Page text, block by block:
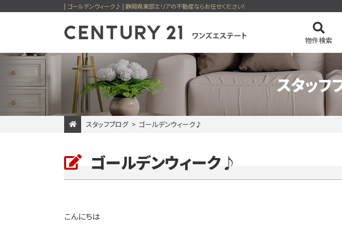
| ゴールデンウィーク♪ | 静岡県東部エリアの不動産ならお任せください！
物件検索
新着物件 価格変更物件 ワンズエステートのおすすめ物件
今すぐ見られる一戸建て
センチュリー21
スタッフ
スタッフブログ ゴールデンウィーク♪
ゴールデンウィーク♪
こんにちは